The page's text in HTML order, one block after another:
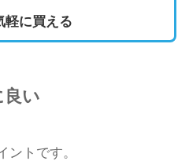
軽に買える
良い
ントです。